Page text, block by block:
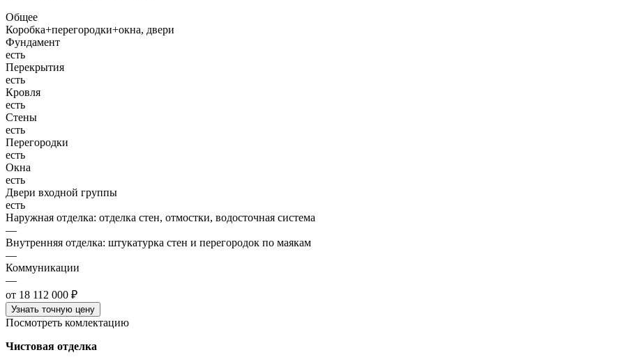
Общее
Коробка+перегородки+окна, двери
Фундамент
есть
Перекрытия
есть
Кровля
есть
Стены
есть
Перегородки
есть
Окна
есть
Двери входной группы
есть
Наружная отделка: отделка стен, отмостки, водосточная система
—
Внутренняя отделка: штукатурка стен и перегородок по маякам
—
Коммуникации
—
от 18 112 000 ₽
Узнать точную цену
Посмотреть комлектацию
Чистовая отделка